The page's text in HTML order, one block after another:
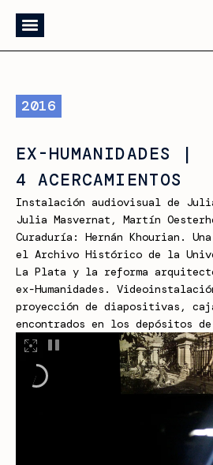
2016
EX-HUMANIDADES |
4 ACERCAMIENTOS
Instalación audiovisual de
Julia Masvernat, Martín
Curaduría: Hernán Khourian.
el Archivo Histórico de la
La Plata y la reforma
ex-Humanidades.
proyección de diapositivas,
encontrados en los depósitos de